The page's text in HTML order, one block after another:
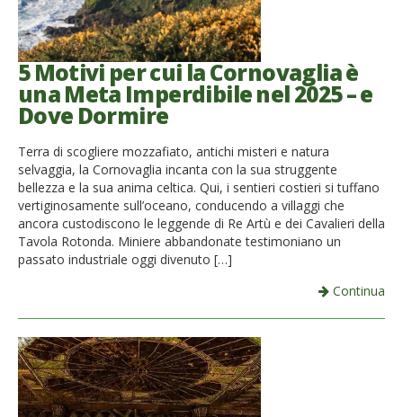
German
English
Spanish
French
Italiano
5 Motivi per cui la Cornovaglia è
una Meta Imperdibile nel 2025 – e
Dove Dormire
Terra di scogliere mozzafiato, antichi misteri e natura
selvaggia, la Cornovaglia incanta con la sua struggente
bellezza e la sua anima celtica. Qui, i sentieri costieri si tuffano
vertiginosamente sull’oceano, conducendo a villaggi che
ancora custodiscono le leggende di Re Artù e dei Cavalieri della
Tavola Rotonda. Miniere abbandonate testimoniano un
passato industriale oggi divenuto […]
Continua